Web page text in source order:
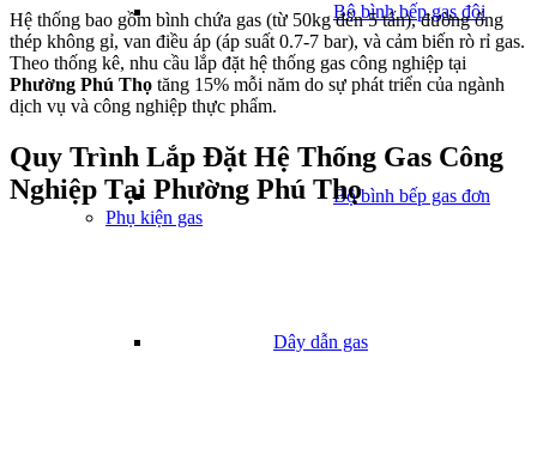
Bộ bình bếp gas đôi
Bộ bình bếp gas đơn
Phụ kiện gas
Dây dẫn gas
Hệ thống bao gồm bình chứa gas (từ 50kg đến 5 tấn), đường ống
thép không gỉ, van điều áp (áp suất 0.7-7 bar), và cảm biến rò rỉ gas.
Theo thống kê, nhu cầu lắp đặt hệ thống gas công nghiệp tại
Phường Phú Thọ tăng 15% mỗi năm do sự phát triển của ngành
dịch vụ và công nghiệp thực phẩm.
Quy Trình Lắp Đặt Hệ Thống Gas Công
Nghiệp Tại Phường Phú Thọ